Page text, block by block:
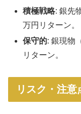
積極戦略: 銀先
万円リターン。
保守的: 銀現物
リターン。
リスク・注意